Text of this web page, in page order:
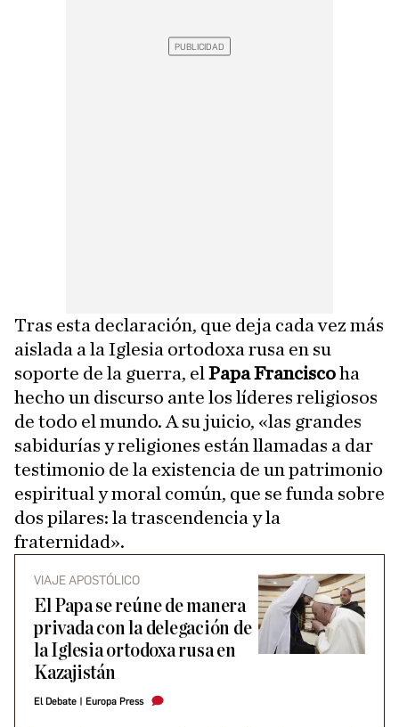
Tras esta declaración, que deja cada vez más
aislada a la Iglesia ortodoxa rusa en su
soporte de la guerra, el Papa Franciscoha
hecho un discurso ante los líderes religiosos
de todo el mundo. A su juicio, «las grandes
sabidurías y religiones están llamadas a dar
testimonio de la existencia de un patrimonio
espiritual y moral común, que se funda sobre
dos pilares: la trascendencia y la
fraternidad».
VIAJE APOSTÓLICO
El Papa se reúne de manera
privada con la delegación de
la Iglesia ortodoxa rusa en
Kazajistán
El Debate | Europa Press